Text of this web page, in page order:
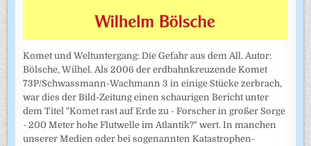
Komet und Weltuntergang: Die Gefahr aus dem All. Autor:
Bölsche, Wilhel. Als 2006 der erdbahnkreuzende Komet
73P/Schwassmann-Wachmann 3 in einige Stücke zerbrach,
war dies der Bild-Zeitung einen schaurigen Bericht unter
dem Titel "Komet rast auf Erde zu - Forscher in großer Sorge
- 200 Meter hohe Flutwelle im Atlantik?" wert. In manchen
unserer Medien oder bei sogenannten Katastrophen-